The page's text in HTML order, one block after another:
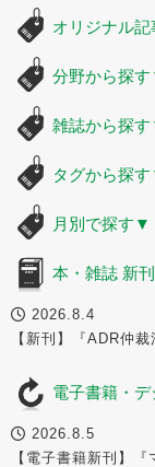
オリジナル
分野から探す
雑誌から探す
タグから探す
月別で探す ▼
本・雑誌 新刊
2026.8.4
【新刊】『ADR仲
電子書籍・
2026.8.5
【電子書籍新刊】